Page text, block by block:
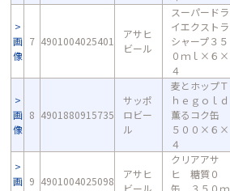
画
像
7 4901004025401
アサヒ
ビール
スーパードラ
イエクストラ
シャープ３５
０ｍｌ×６×
４
画
像
8 4901880915735
サッポ
ロビー
ル
麦とホップＴ
ｈｅｇｏｌｄ
薫るコク缶
５００×６×
４
画 9 4901004025098
アサヒ
ビール
クリアアサ
ヒ 糖質０
缶 ３５０ｍ